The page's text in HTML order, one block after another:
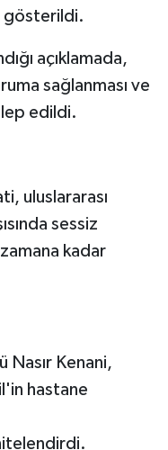
gösterildi.
açıklamada,
sağlanması ve
edildi.
uluslararası
sessiz
kadar
Nasır Kenani,
hastane